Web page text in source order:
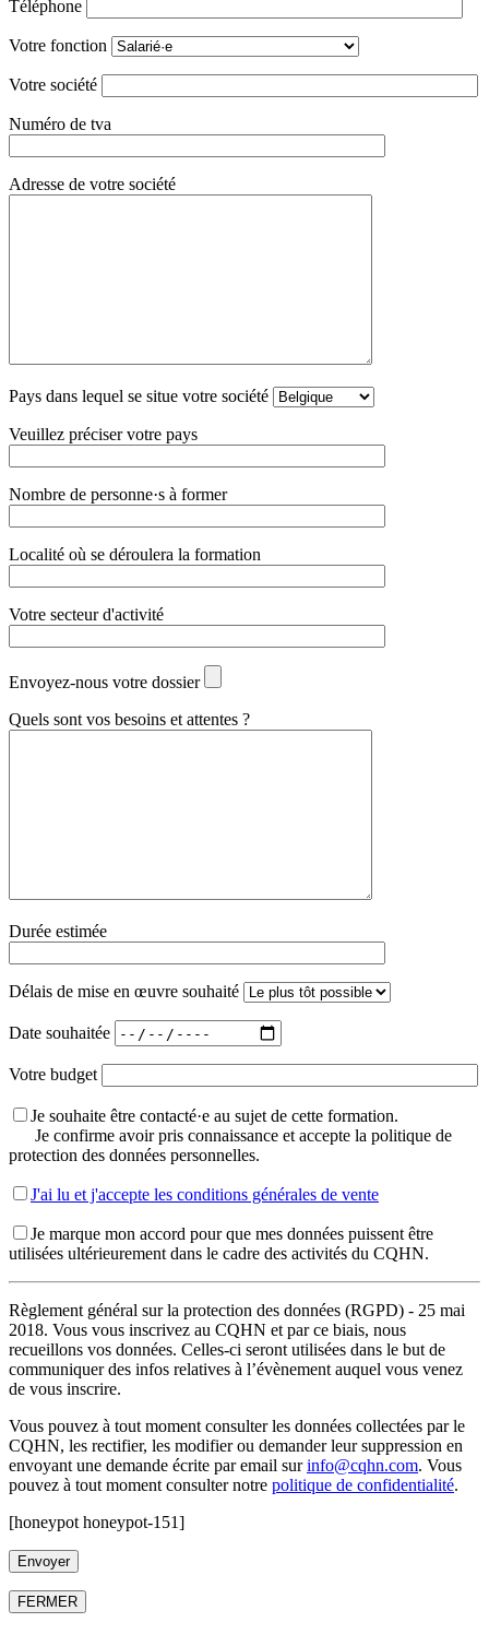
Téléphone
Votre fonction
Votre société
Numéro de tva
Adresse de votre société
Pays dans lequel se situe votre société
Veuillez préciser votre pays
Nombre de personne·s à former
Localité où se déroulera la formation
Votre secteur d'activité
Envoyez-nous votre dossier
Quels sont vos besoins et attentes ?
Durée estimée
Délais de mise en œuvre souhaité
Date souhaitée
Votre budget
Je souhaite être contacté·e au sujet de cette formation.
Je confirme avoir pris connaissance et accepte la politique de
protection des données personnelles.
J'ai lu et j'accepte les conditions générales de vente
Je marque mon accord pour que mes données puissent être
utilisées ultérieurement dans le cadre des activités du CQHN.
Règlement général sur la protection des données (RGPD) - 25 mai
2018. Vous vous inscrivez au CQHN et par ce biais, nous
recueillons vos données. Celles-ci seront utilisées dans le but de
communiquer des infos relatives à l’évènement auquel vous venez
de vous inscrire.
Vous pouvez à tout moment consulter les données collectées par le
CQHN, les rectifier, les modifier ou demander leur suppression en
envoyant une demande écrite par email surinfo@cqhn.com. Vous
pouvez à tout moment consulter notre politique de confidentialité.
[honeypot honeypot-151]
FERMER